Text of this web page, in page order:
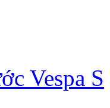
Vespa S